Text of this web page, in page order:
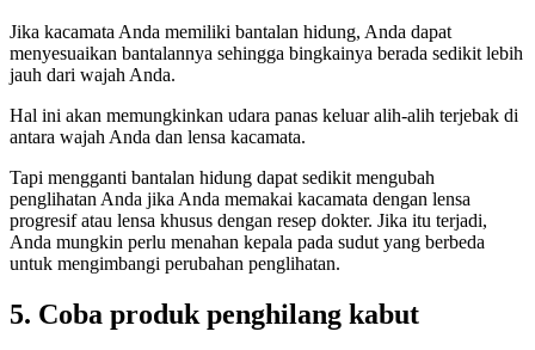
Jika kacamata Anda memiliki bantalan hidung, Anda dapat
menyesuaikan bantalannya sehingga bingkainya berada sedikit lebih
jauh dari wajah Anda.
Hal ini akan memungkinkan udara panas keluar alih-alih terjebak di
antara wajah Anda dan lensa kacamata.
Tapi mengganti bantalan hidung dapat sedikit mengubah
penglihatan Anda jika Anda memakai kacamata dengan lensa
progresif atau lensa khusus dengan resep dokter. Jika itu terjadi,
Anda mungkin perlu menahan kepala pada sudut yang berbeda
untuk mengimbangi perubahan penglihatan.
5. Coba produk penghilang kabut